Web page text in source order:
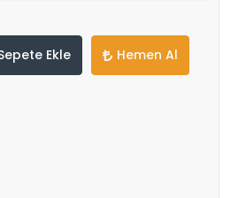
Ekle Hemen Al